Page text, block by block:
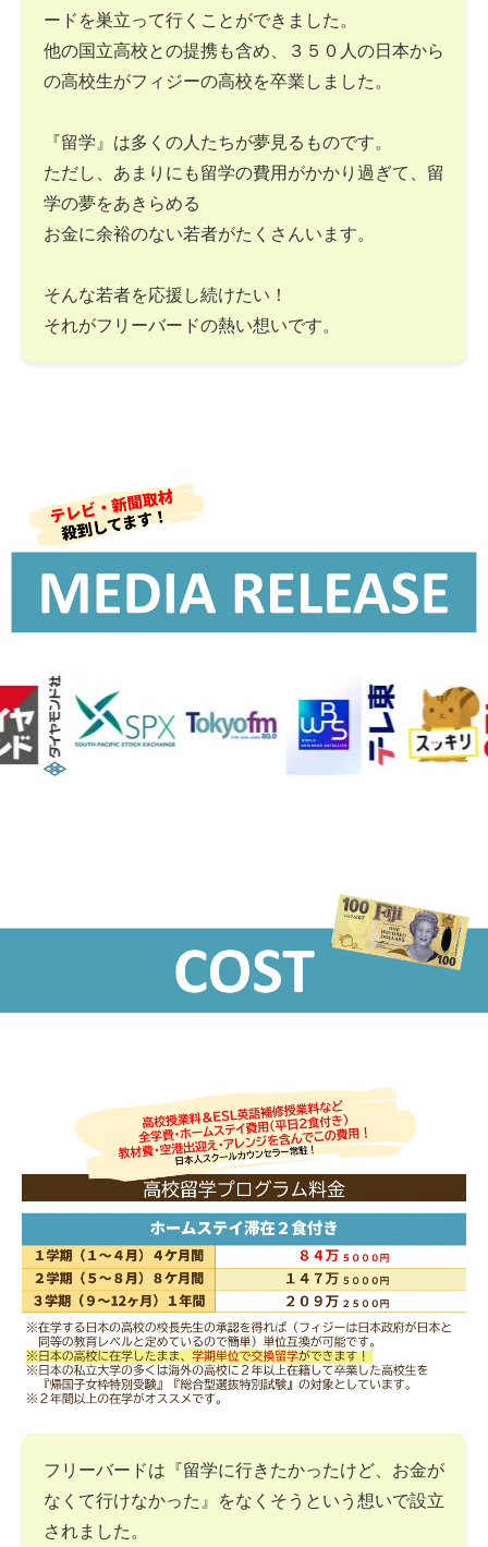
ードを巣立って行くことができました。
他の国立高校との提携も含め、３５０人の日本から
の高校生がフィジーの高校を卒業しました。
『留学』は多くの人たちが夢見るものです。
ただし、あまりにも留学の費用がかかり過ぎて、留
学の夢をあきらめる
お金に余裕のない若者がたくさんいます。
そんな若者を応援し続けたい！
それがフリーバードの熱い想いです。
フリーバードは『留学に行きたかったけど、お金が
なくて行けなかった』をなくそうという想いで設立
されました。